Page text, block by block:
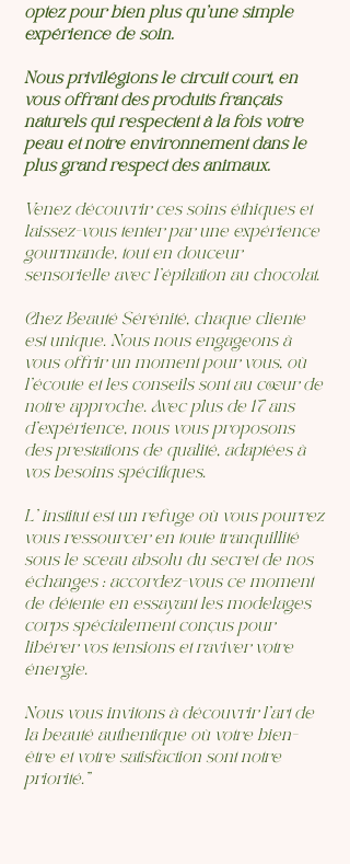
optez pour bien plus qu'une simple
expérience de soin.
Nous privilégions le circuit court, en
vous offrant des produits français
naturels qui respectent à la fois votre
peau et notre environnement dans le
plus grand respect des animaux.
Venez découvrir ces soins éthiques et
laissez-vous tenter par une expérience
gourmande, tout en douceur
sensorielle avec l’épilation au chocolat.
Chez Beauté Sérénité, chaque cliente
est unique. Nous nous engageons à
vous offrir un moment pour vous, où
l'écoute et les conseils sont au cœur de
notre approche. Avec plus de 17 ans
d'expérience, nous vous proposons
des prestations de qualité, adaptées à
vos besoins spécifiques.
L’ institut est un refuge où vous pourrez
vous ressourcer en toute tranquillité
sous le sceau absolu du secret de nos
échanges : accordez-vous ce moment
de détente en essayant les modelages
corps spécialement conçus pour
libérer vos tensions et raviver votre
énergie.
Nous vous invitons à découvrir l'art de
la beauté authentique où votre bien-
être et votre satisfaction sont notre
priorité."